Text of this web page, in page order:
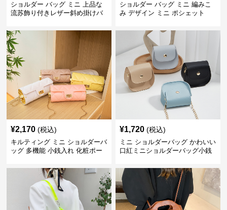
ショルダー バッグ ミニ 上品な
流苏飾り付きレザー斜め掛けバ
ショルダー バッグ ミニ 編みこ
み デザイン ミニ ポシェット
¥2,170 (税込)
キルティング ミニ ショルダーバ
ッグ 多機能 小銭入れ 化粧ポー
¥1,720 (税込)
ミニ ショルダーバッグ かわいい
口紅ミニショルダーバッグ小銭